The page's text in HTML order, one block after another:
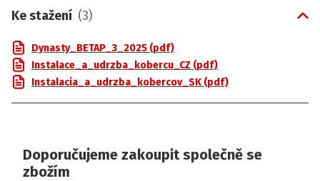
Ke stažení (3)
Dynasty_BETAP_3_2025 (pdf)
Instalace_a_udrzba_kobercu_CZ (pdf)
Instalacia_a_udrzba_kobercov_SK (pdf)
Doporučujeme zakoupit společně se
zbožím